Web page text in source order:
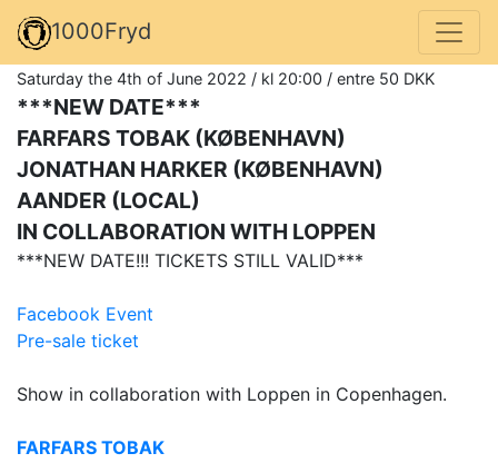
1000Fryd
Saturday the 4th of June 2022 / kl 20:00 / entre 50 DKK
***NEW DATE***
FARFARS TOBAK (KØBENHAVN)
JONATHAN HARKER (KØBENHAVN)
AANDER (LOCAL)
IN COLLABORATION WITH LOPPEN
***NEW DATE!!! TICKETS STILL VALID***
Facebook Event
Pre-sale ticket
Show in collaboration with Loppen in Copenhagen.
FARFARS TOBAK